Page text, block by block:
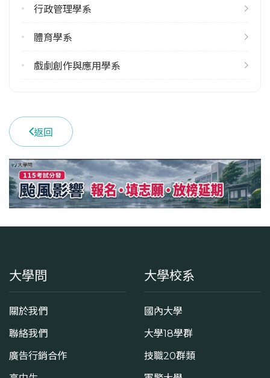
行政管理學系
體育學系
戲劇創作與應用學系
返回
大學問
關於我們
聯絡我們
廣告行銷合作
大學校系
國內大學
大學18學群
技職20群類